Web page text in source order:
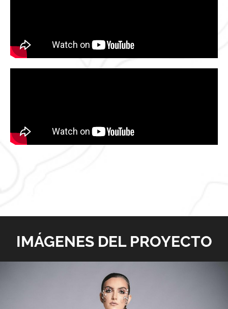
IMÁGENES DEL PROYECTO